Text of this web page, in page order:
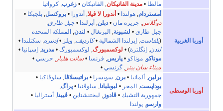
مالطا •مدينة الفاتيكان, الفاتيكان •زغرب,كرواتيا
أوربا الغربية
أمستردام,هولندا • أندورا لا ڤيلا, أندورا •بروكسل,بلجيكا •
دوگلاس,جزيرة مان •دبلن, أيرلندا •جبل طارق,
جبل طارق • لشبونة, البرتغال • لندن, المملكة المتحدة
(بلفاست, إيرلندا الشمالية •كارديف, ويلز •إدنبره, سكتلندا •
لندن, إنگلترة) • لوكسمبورگ, لوكسمبورگ •مدريد, إسپانيا •
موناكو,موناكو •پاريس, فرنسا •سانت هليار,جرسي •
ميناء سان بيتر,گرنسي •
أوربا الوسطى
برلين, ألمانيا •برن, سويسرا •براتيسلاڤا, سلوڤاكيا •
بوداپست, المجر • ليوبليانا, سلوڤنيا •پراگ,
جمهورية التشيك •ڤادوز, ليختنشتاين •ڤيينا, أستراليا •
وارسو,پولندا